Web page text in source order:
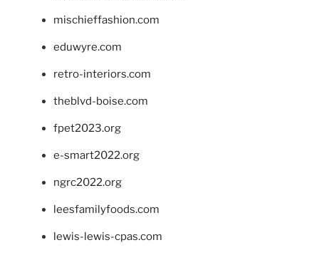
mischieffashion.com
eduwyre.com
retro-interiors.com
theblvd-boise.com
fpet2023.org
e-smart2022.org
ngrc2022.org
leesfamilyfoods.com
lewis-lewis-cpas.com